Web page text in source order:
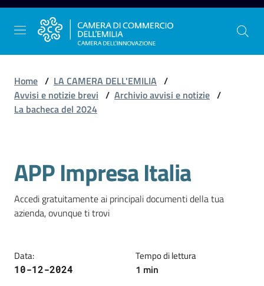
Vai al contenuto
Vai alla navigazione
Vai al footer
Gestire
l'impresa
Promuovere
l'impresa
Home / LA CAMERA DELL'EMILIA /
Avvisi e notizie brevi / Archivio avvisi e notizie /
La bacheca del 2024
Salta al contenuto
APP Impresa Italia
Accedi gratuitamente ai principali documenti della tua
azienda, ovunque ti trovi
Data:
10-12-2024
Tempo di lettura
1 min